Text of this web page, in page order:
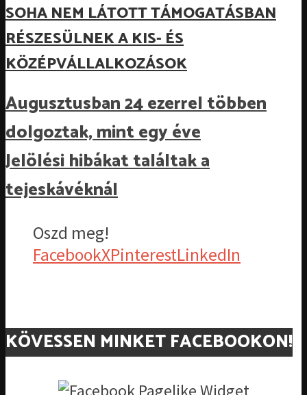
SOHA NEM LÁTOTT TÁMOGATÁSBAN
RÉSZESÜLNEK A KIS- ÉS
KÖZÉPVÁLLALKOZÁSOK
Augusztusban 24 ezerrel többen
dolgoztak, mint egy éve
Jelölési hibákat találtak a
tejeskávéknál
Oszd meg!
FacebookXPinterestLinkedIn
KÖVESSEN MINKET FACEBOOKON!